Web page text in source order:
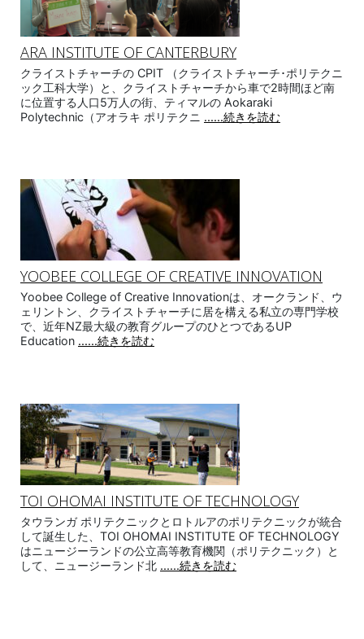
ARA INSTITUTE OF CANTERBURY
クライストチャーチの CPIT （クライストチャーチ･ポリテクニ
ック工科大学）と、クライストチャーチから車で2時間ほど南
に位置する人口5万人の街、ティマルの Aokaraki
Polytechnic（アオラキ ポリテクニ ......続きを読む
YOOBEE COLLEGE OF CREATIVE INNOVATION
Yoobee College of Creative Innovationは、オークランド、ウ
ェリントン、クライストチャーチに居を構える私立の専門学校
で、近年NZ最大級の教育グループのひとつであるUP
Education ......続きを読む
TOI OHOMAI INSTITUTE OF TECHNOLOGY
タウランガ ポリテクニックとロトルアのポリテクニックが統合
して誕生した、TOI OHOMAI INSTITUTE OF TECHNOLOGY
はニュージーランドの公立高等教育機関（ポリテクニック）と
して、ニュージーランド北 ......続きを読む